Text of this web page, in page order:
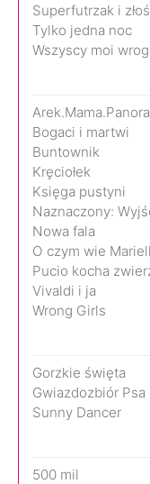
Superfutrzak i
Tylko jedna noc
Wszyscy moi
Bogaci i martwi
Buntownik
Kręciołek
Księga pustyni
Naznaczony:
Nowa fala
O czym wie
Pucio kocha
Vivaldi i ja
Wrong Girls
Gorzkie święta
Gwiazdozbiór Psa
Sunny Dancer
500 mil